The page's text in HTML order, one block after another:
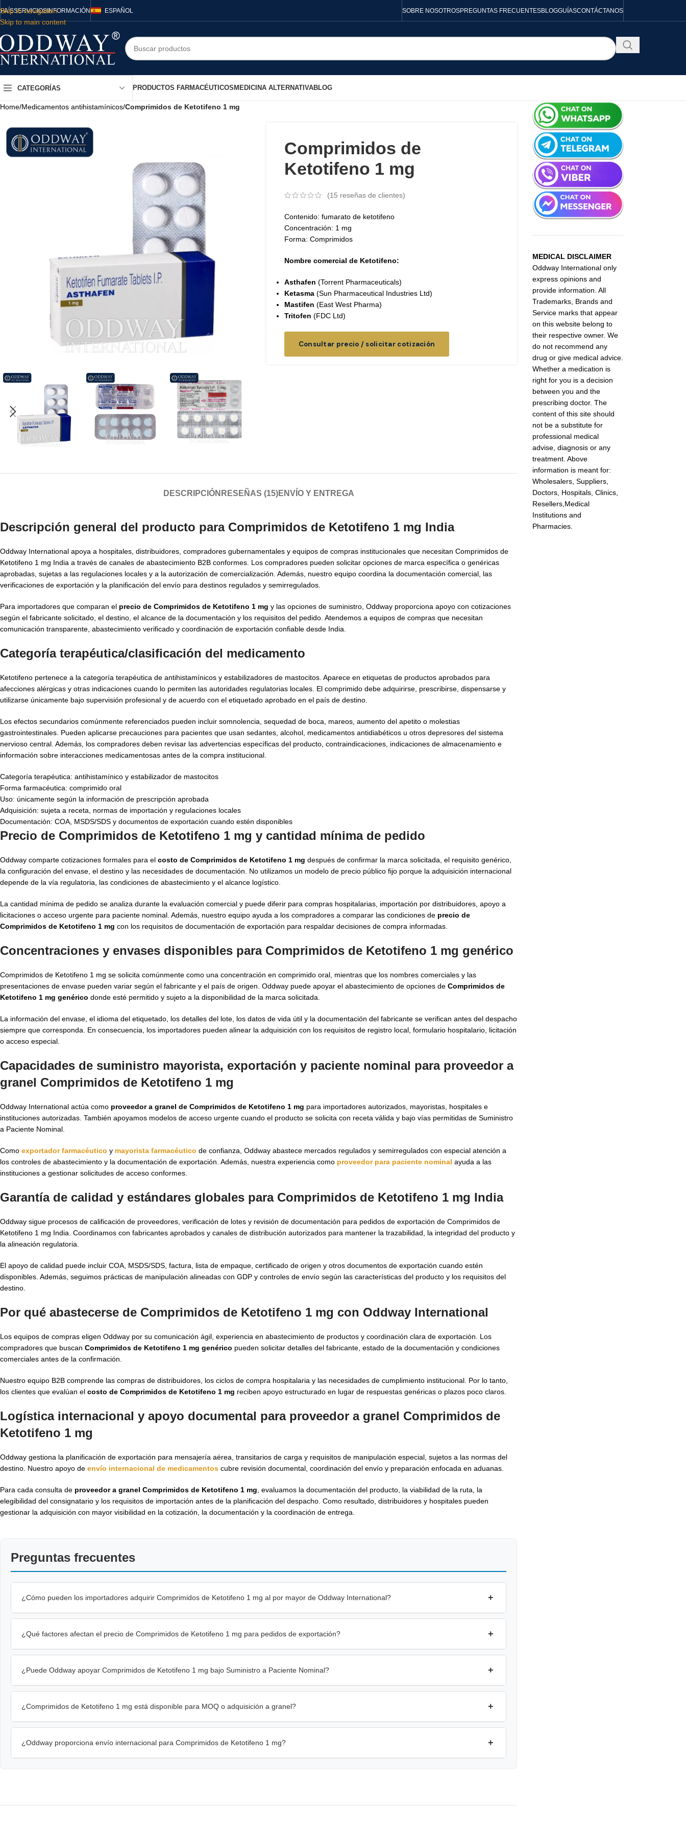
Skip to navigation
Skip to main content
PAÍSSERVICIOSINFORMACIÓN ESPAÑOL SOBRE NOSOTROSPREGUNTAS FRECUENTESBLOGGUÍASCONTÁCTANOS
CATEGORÍAS PRODUCTOS FARMACÉUTICOS MEDICINA ALTERNATIVABLOG
Home/Medicamentos antihistamínicos/Comprimidos de Ketotifeno 1 mg
Comprimidos de
Ketotifeno 1 mg
(15 reseñas de clientes)
Contenido: fumarato de ketotifeno
Concentración: 1 mg
Forma: Comprimidos
Nombre comercial de Ketotifeno:
Asthafen (Torrent Pharmaceuticals)
Ketasma (Sun Pharmaceutical Industries Ltd)
Mastifen (East West Pharma)
Tritofen (FDC Ltd)
Consultar precio / solicitar cotización
DESCRIPCIÓN RESEÑAS (15)ENVÍO Y ENTREGA
Descripción general del producto para Comprimidos de Ketotifeno 1 mg India
Oddway International apoya a hospitales, distribuidores, compradores gubernamentales y equipos de compras institucionales que necesitan Comprimidos de
Ketotifeno 1 mg India a través de canales de abastecimiento B2B conformes. Los compradores pueden solicitar opciones de marca específica o genéricas
aprobadas, sujetas a las regulaciones locales y a la autorización de comercialización. Además, nuestro equipo coordina la documentación comercial, las
verificaciones de exportación y la planificación del envío para destinos regulados y semirregulados.
Para importadores que comparan el precio de Comprimidos de Ketotifeno 1 mg y las opciones de suministro, Oddway proporciona apoyo con cotizaciones
según el fabricante solicitado, el destino, el alcance de la documentación y los requisitos del pedido. Atendemos a equipos de compras que necesitan
comunicación transparente, abastecimiento verificado y coordinación de exportación confiable desde India.
Categoría terapéutica/clasificación del medicamento
Ketotifeno pertenece a la categoría terapéutica de antihistamínicos y estabilizadores de mastocitos. Aparece en etiquetas de productos aprobados para
afecciones alérgicas y otras indicaciones cuando lo permiten las autoridades regulatorias locales. El comprimido debe adquirirse, prescribirse, dispensarse y
utilizarse únicamente bajo supervisión profesional y de acuerdo con el etiquetado aprobado en el país de destino.
Los efectos secundarios comúnmente referenciados pueden incluir somnolencia, sequedad de boca, mareos, aumento del apetito o molestias
gastrointestinales. Pueden aplicarse precauciones para pacientes que usan sedantes, alcohol, medicamentos antidiabéticos u otros depresores del sistema
nervioso central. Además, los compradores deben revisar las advertencias específicas del producto, contraindicaciones, indicaciones de almacenamiento e
información sobre interacciones medicamentosas antes de la compra institucional.
Categoría terapéutica: antihistamínico y estabilizador de mastocitos
Forma farmacéutica: comprimido oral
Uso: únicamente según la información de prescripción aprobada
Adquisición: sujeta a receta, normas de importación y regulaciones locales
Documentación: COA, MSDS/SDS y documentos de exportación cuando estén disponibles
Precio de Comprimidos de Ketotifeno 1 mg y cantidad mínima de pedido
Oddway comparte cotizaciones formales para el costo de Comprimidos de Ketotifeno 1 mg después de confirmar la marca solicitada, el requisito genérico,
la configuración del envase, el destino y las necesidades de documentación. No utilizamos un modelo de precio público fijo porque la adquisición internacional
depende de la vía regulatoria, las condiciones de abastecimiento y el alcance logístico.
La cantidad mínima de pedido se analiza durante la evaluación comercial y puede diferir para compras hospitalarias, importación por distribuidores, apoyo a
licitaciones o acceso urgente para paciente nominal. Además, nuestro equipo ayuda a los compradores a comparar las condiciones de precio de
Comprimidos de Ketotifeno 1 mg con los requisitos de documentación de exportación para respaldar decisiones de compra informadas.
Concentraciones y envases disponibles para Comprimidos de Ketotifeno 1 mg genérico
Comprimidos de Ketotifeno 1 mg se solicita comúnmente como una concentración en comprimido oral, mientras que los nombres comerciales y las
presentaciones de envase pueden variar según el fabricante y el país de origen. Oddway puede apoyar el abastecimiento de opciones de Comprimidos de
Ketotifeno 1 mg genérico donde esté permitido y sujeto a la disponibilidad de la marca solicitada.
La información del envase, el idioma del etiquetado, los detalles del lote, los datos de vida útil y la documentación del fabricante se verifican antes del despacho
siempre que corresponda. En consecuencia, los importadores pueden alinear la adquisición con los requisitos de registro local, formulario hospitalario, licitación
o acceso especial.
Capacidades de suministro mayorista, exportación y paciente nominal para proveedor a
granel Comprimidos de Ketotifeno 1 mg
Oddway International actúa como proveedor a granel de Comprimidos de Ketotifeno 1 mg para importadores autorizados, mayoristas, hospitales e
instituciones autorizadas. También apoyamos modelos de acceso urgente cuando el producto se solicita con receta válida y bajo vías permitidas de Suministro
a Paciente Nominal.
Como exportador farmacéutico y mayorista farmacéutico de confianza, Oddway abastece mercados regulados y semirregulados con especial atención a
los controles de abastecimiento y la documentación de exportación. Además, nuestra experiencia como proveedor para paciente nominal ayuda a las
instituciones a gestionar solicitudes de acceso conformes.
Garantía de calidad y estándares globales para Comprimidos de Ketotifeno 1 mg India
Oddway sigue procesos de calificación de proveedores, verificación de lotes y revisión de documentación para pedidos de exportación de Comprimidos de
Ketotifeno 1 mg India. Coordinamos con fabricantes aprobados y canales de distribución autorizados para mantener la trazabilidad, la integridad del producto y
la alineación regulatoria.
El apoyo de calidad puede incluir COA, MSDS/SDS, factura, lista de empaque, certificado de origen y otros documentos de exportación cuando estén
disponibles. Además, seguimos prácticas de manipulación alineadas con GDP y controles de envío según las características del producto y los requisitos del
destino.
Por qué abastecerse de Comprimidos de Ketotifeno 1 mg con Oddway International
Los equipos de compras eligen Oddway por su comunicación ágil, experiencia en abastecimiento de productos y coordinación clara de exportación. Los
compradores que buscan Comprimidos de Ketotifeno 1 mg genérico pueden solicitar detalles del fabricante, estado de la documentación y condiciones
comerciales antes de la confirmación.
Nuestro equipo B2B comprende las compras de distribuidores, los ciclos de compra hospitalaria y las necesidades de cumplimiento institucional. Por lo tanto,
los clientes que evalúan el costo de Comprimidos de Ketotifeno 1 mg reciben apoyo estructurado en lugar de respuestas genéricas o plazos poco claros.
Logística internacional y apoyo documental para proveedor a granel Comprimidos de
Ketotifeno 1 mg
Oddway gestiona la planificación de exportación para mensajería aérea, transitarios de carga y requisitos de manipulación especial, sujetos a las normas del
destino. Nuestro apoyo de envío internacional de medicamentos cubre revisión documental, coordinación del envío y preparación enfocada en aduanas.
Para cada consulta de proveedor a granel Comprimidos de Ketotifeno 1 mg , evaluamos la documentación del producto, la viabilidad de la ruta, la
elegibilidad del consignatario y los requisitos de importación antes de la planificación del despacho. Como resultado, distribuidores y hospitales pueden
gestionar la adquisición con mayor visibilidad en la cotización, la documentación y la coordinación de entrega.
Preguntas frecuentes
¿Cómo pueden los importadores adquirir Comprimidos de Ketotifeno 1 mg al por mayor de Oddway International? +
¿Qué factores afectan el precio de Comprimidos de Ketotifeno 1 mg para pedidos de exportación? +
¿Puede Oddway apoyar Comprimidos de Ketotifeno 1 mg bajo Suministro a Paciente Nominal? +
¿Comprimidos de Ketotifeno 1 mg está disponible para MOQ o adquisición a granel? +
¿Oddway proporciona envío internacional para Comprimidos de Ketotifeno 1 mg? +
MEDICAL DISCLAIMER
Oddway International only
express opinions and
provide information. All
Trademarks, Brands and
Service marks that appear
on this website belong to
their respective owner. We
do not recommend any
drug or give medical advice.
Whether a medication is
right for you is a decision
between you and the
prescribing doctor. The
content of this site should
not be a substitute for
professional medical
advise, diagnosis or any
treatment. Above
information is meant for:
Wholesalers, Suppliers,
Doctors, Hospitals, Clinics,
Resellers,Medical
Institutions and
Pharmacies.